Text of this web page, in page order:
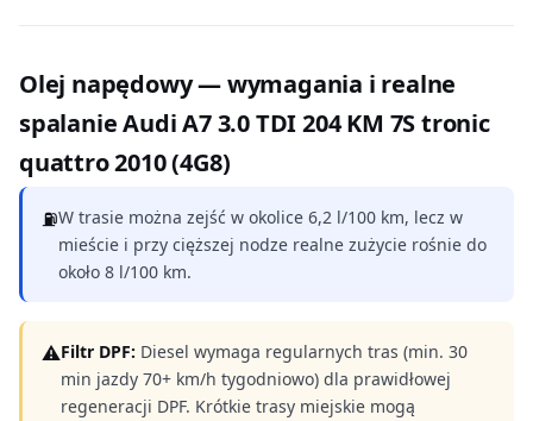
Olej napędowy — wymagania i realne
spalanie Audi A7 3.0 TDI 204 KM 7S tronic
quattro 2010 (4G8)
⛽W trasie można zejść w okolice 6,2 l/100 km, lecz w
mieście i przy cięższej nodze realne zużycie rośnie do
około 8 l/100 km.
⚠Filtr DPF: Diesel wymaga regularnych tras (min. 30
min jazdy 70+ km/h tygodniowo) dla prawidłowej
regeneracji DPF. Krótkie trasy miejskie mogą